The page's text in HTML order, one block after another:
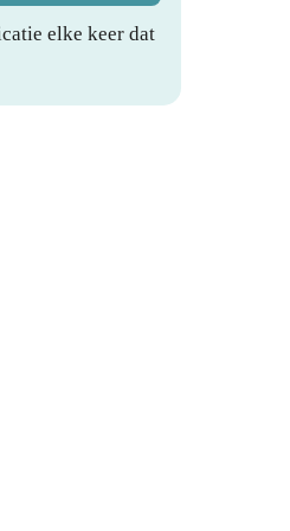
elke keer dat